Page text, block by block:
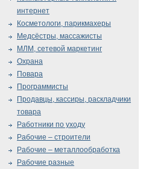
интернет
Косметологи, парикмахеры
Медсёстры, массажисты
МЛМ, сетевой маркетинг
Охрана
Повара
Программисты
Продавцы, кассиры, раскладчики
товара
Работники по уходу
Рабочие – строители
Рабочие – металлообработка
Рабочие разные